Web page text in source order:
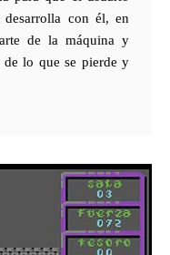
con él, en
de la máquina y
de lo que se pierde y